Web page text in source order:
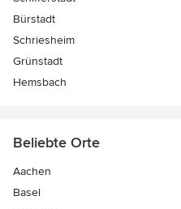
Bürstadt
Schriesheim
Grünstadt
Hemsbach
Beliebte Orte
Aachen
Basel